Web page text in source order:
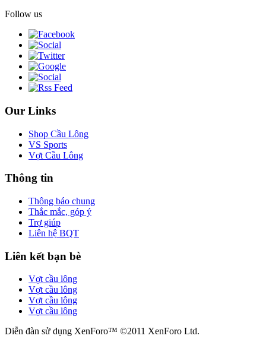
Follow us
Our Links
Shop Cầu Lông
VS Sports
Vợt Cầu Lông
Thông tin
Thông báo chung
Thắc mắc, góp ý
Trợ giúp
Liên hệ BQT
Liên kết bạn bè
Vợt cầu lông
Vợt cầu lông
Vợt cầu lông
Vợt cầu lông
Diễn đàn sử dụng XenForo™ ©2011 XenForo Ltd.